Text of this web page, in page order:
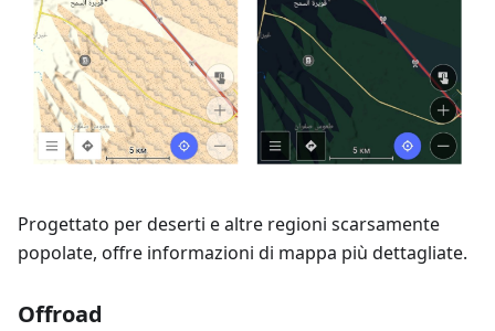
Progettato per deserti e altre regioni scarsamente
popolate, offre informazioni di mappa più dettagliate.
Offroad